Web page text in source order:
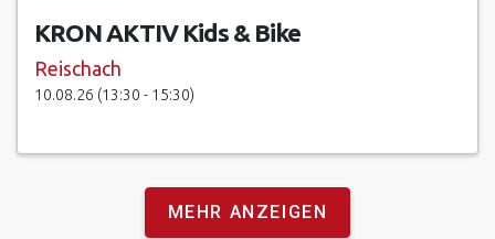
KRON AKTIV Kids & Bike
Reischach
10.08.26 (13:30 - 15:30)
MEHR ANZEIGEN